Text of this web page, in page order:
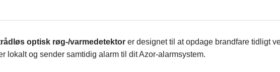
optisk røg-/varmedetektor er designet til at opdage brandfare tidligt
lokalt og sender samtidig alarm til dit Azor-alarmsystem.